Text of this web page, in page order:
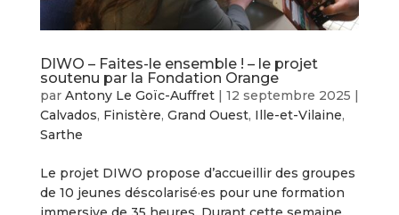
DIWO – Faites-le ensemble ! – le projet
soutenu par la Fondation Orange
par Antony Le Goïc-Auffret| 12 septembre 2025
Calvados, Finistère, Grand Ouest, Ille-et-Vilaine,
Sarthe
Le projet DIWO propose d’accueillir des groupes
de 10 jeunes déscolarisé·es pour une formation